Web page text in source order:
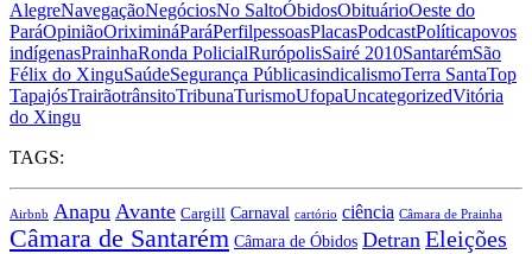
AlegreNavegaçãoNegóciosNo SaltoÓbidosObituárioOeste do
ParáOpiniãoOriximináParáPerfilpessoasPlacasPodcastPolíticapovos
indígenasPrainhaRonda PolicialRurópolisSairé 2010SantarémSão
Félix do XinguSaúdeSegurança PúblicasindicalismoTerra SantaTop
TapajósTrairãotrânsitoTribunaTurismoUfopaUncategorizedVitória
do Xingu
TAGS:
Airbnb Anapu Avante Cargill Carnaval cartório ciência Câmara de Prainha
Câmara de Santarém Câmara de Óbidos Detran Eleições